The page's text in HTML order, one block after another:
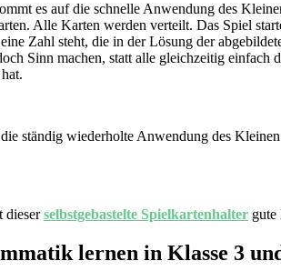
es auf die schnelle Anwendung des
Alle Karten werden verteilt. Das Spiel
Zahl steht, die in der Lösung der
Sinn machen, statt alle gleichzeitig
ständig wiederholte Anwendung des
dieserselbstgebastelte Spielkartenhalter gute
lernen in Klasse 3